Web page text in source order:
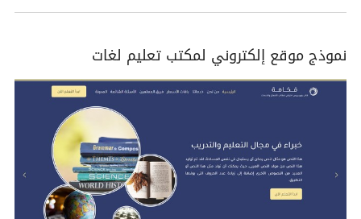
نموذج موقع إلكتروني لمكتب تعليم لغات